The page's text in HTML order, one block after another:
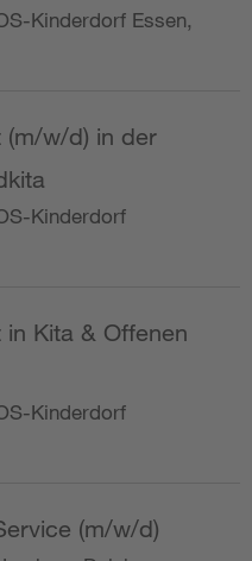
Kinderdorf Essen,
(m/w/d) in der
Kinderdorf
Kita & Offenen
Kinderdorf
(m/w/d)